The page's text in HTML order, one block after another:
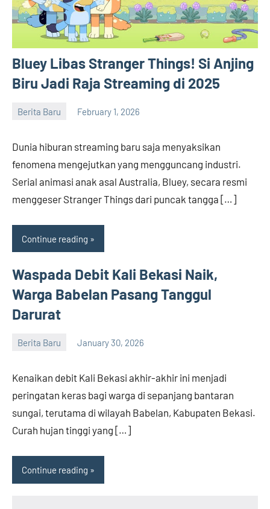
Bluey Libas Stranger Things! Si Anjing
Biru Jadi Raja Streaming di 2025
Berita Baru February 1, 2026
Dunia hiburan streaming baru saja menyaksikan
fenomena mengejutkan yang mengguncang industri.
Serial animasi anak asal Australia, Bluey, secara resmi
menggeser Stranger Things dari puncak tangga […]
Continue reading
Waspada Debit Kali Bekasi Naik,
Warga Babelan Pasang Tanggul
Darurat
Berita Baru January 30, 2026
Kenaikan debit Kali Bekasi akhir-akhir ini menjadi
peringatan keras bagi warga di sepanjang bantaran
sungai, terutama di wilayah Babelan, Kabupaten Bekasi.
Curah hujan tinggi yang […]
Continue reading